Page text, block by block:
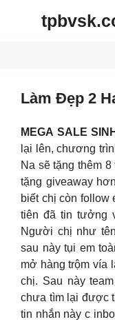
Làm Đẹp 2
MEGA SALE
lại lên, chương
Na sẽ tặng thêm
tặng giveaway
biết chị còn follow
tiên đã tin tưởng
Người chị như
sau này tụi em
mở hàng trộm vía
chị. Sau này
chưa tìm lại được
tin nhắn này c